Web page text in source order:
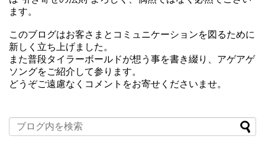
ます。
このブログはお客さまとコミュニケーションを図るために
新しく立ち上げました。
また普段タイラーボールドが想う事を書き綴り、アゲアゲ
ソングをご紹介して参ります。
どうぞご遠慮なくコメントをお寄せくださいませ。